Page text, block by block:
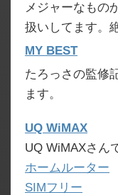
メジャーなもの
扱いしてます。
MY BEST
たろっさの監修
ます。
UQ WiMAX
UQ WiMAXさん
ホームルーター
SIMフリー